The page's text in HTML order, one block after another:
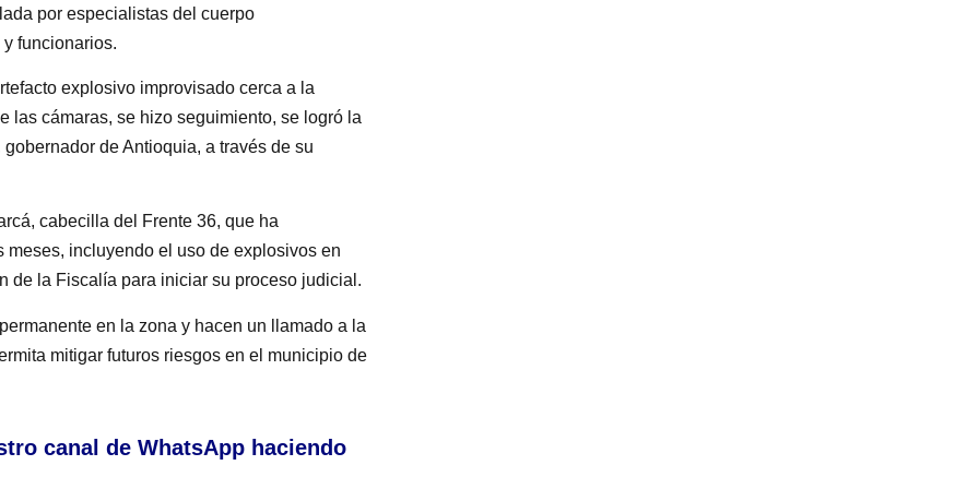
por especialistas del cuerpo
funcionarios.
explosivo improvisado cerca a la
las cámaras, se hizo seguimiento, se logró la
de Antioquia, a través de su
cabecilla del Frente 36, que ha
incluyendo el uso de explosivos en
de la Fiscalía para iniciar su proceso judicial.
en la zona y hacen un llamado a la
mitigar futuros riesgos en el municipio de
canal de WhatsApp haciendo